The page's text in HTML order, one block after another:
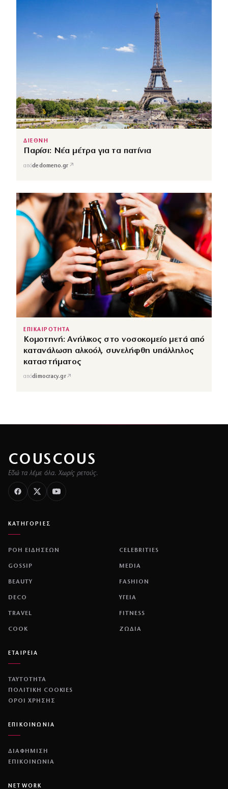
ΔΙΕΘΝΗ
Παρίσι: Νέα μέτρα για τα πατίνια
απόdedomeno.gr ↗
ΕΠΙΚΑΙΡΟΤΗΤΑ
Κομοτηνή: Ανήλικος στο νοσοκομείο μετά από
κατανάλωση αλκοόλ, συνελήφθη υπάλληλος
καταστήματος
απόdimocracy.gr↗
COUSCOUS
Εδώ τα λέμε όλα. Χωρίς ρετούς.
ΚΑΤΗΓΟΡΙΕΣ
ΡΟΗ ΕΙΔΗΣΕΩΝ CELEBRITIES
GOSSIP MEDIA
BEAUTY FASHION
DECO ΥΓΕΙΑ
TRAVEL FITNESS
COOK ΖΩΔΙΑ
ΕΤΑΙΡΕΙΑ
ΤΑΥΤΟΤΗΤΑ
ΠΟΛΙΤΙΚΉ COOKIES
ΌΡΟΙ ΧΡΉΣΗΣ
ΕΠΙΚΟΙΝΩΝΙΑ
ΔΙΑΦΗΜΙΣΗ
ΕΠΙΚΟΙΝΩΝΙΑ
NETWORK